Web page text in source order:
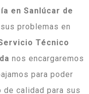
en Sanlúcar de
problemas en
Técnico
nos encargaremos
para poder
calidad para sus